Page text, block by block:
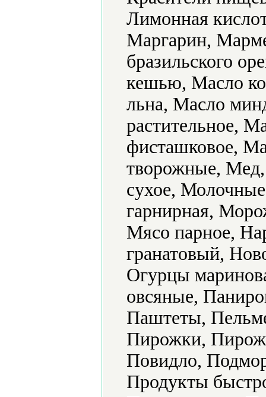
Лимонная
Маргарин,
бразильского
кешью, Масло
льна, Масло
растительное,
фисташковое,
творожные,
сухое,
гарнирная,
Мясо парное,
гранатовый,
Огурцы
овсяные,
Паштеты,
Пирожки,
Повидло,
Продукты